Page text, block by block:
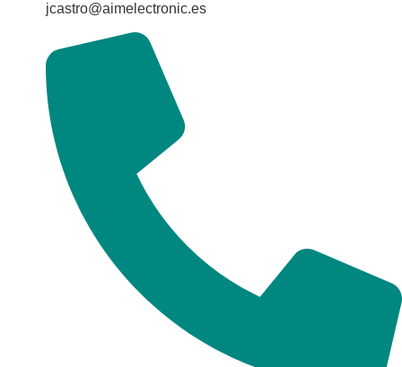
jcastro@aimelectronic.es